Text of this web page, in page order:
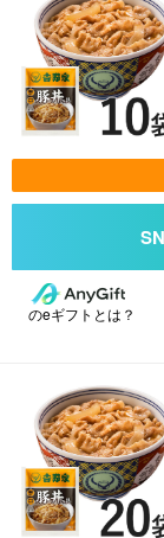
のeギフトとは？